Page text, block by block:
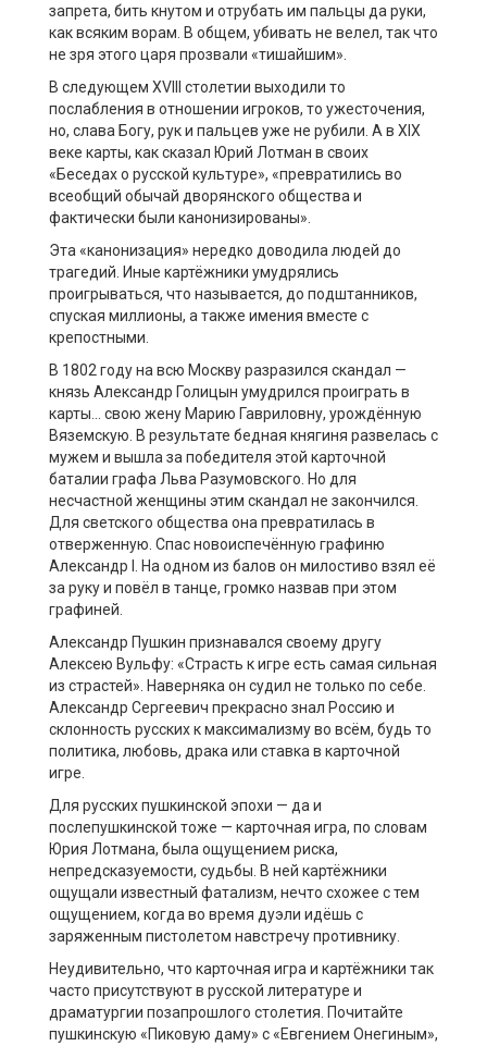
запрета, бить кнутом и отрубать им пальцы да руки,
как всяким ворам. В общем, убивать не велел, так что
не зря этого царя прозвали «тишайшим».
В следующем XVIII столетии выходили то
послабления в отношении игроков, то ужесточения,
но, слава Богу, рук и пальцев уже не рубили. А в XIX
веке карты, как сказал Юрий Лотман в своих
«Беседах о русской культуре», «превратились во
всеобщий обычай дворянского общества и
фактически были канонизированы».
Эта «канонизация» нередко доводила людей до
трагедий. Иные картёжники умудрялись
проигрываться, что называется, до подштанников,
спуская миллионы, а также имения вместе с
крепостными.
В 1802 году на всю Москву разразился скандал —
князь Александр Голицын умудрился проиграть в
карты… свою жену Марию Гавриловну, урождённую
Вяземскую. В результате бедная княгиня развелась с
мужем и вышла за победителя этой карточной
баталии графа Льва Разумовского. Но для
несчастной женщины этим скандал не закончился.
Для светского общества она превратилась в
отверженную. Спас новоиспечённую графиню
Александр I. На одном из балов он милостиво взял её
за руку и повёл в танце, громко назвав при этом
графиней.
Александр Пушкин признавался своему другу
Алексею Вульфу: «Страсть к игре есть самая сильная
из страстей». Наверняка он судил не только по себе.
Александр Сергеевич прекрасно знал Россию и
склонность русских к максимализму во всём, будь то
политика, любовь, драка или ставка в карточной
игре.
Для русских пушкинской эпохи — да и
послепушкинской тоже — карточная игра, по словам
Юрия Лотмана, была ощущением риска,
непредсказуемости, судьбы. В ней картёжники
ощущали известный фатализм, нечто схожее с тем
ощущением, когда во время дуэли идёшь с
заряженным пистолетом навстречу противнику.
Неудивительно, что карточная игра и картёжники так
часто присутствуют в русской литературе и
драматургии позапрошлого столетия. Почитайте
пушкинскую «Пиковую даму» с «Евгением Онегиным»,